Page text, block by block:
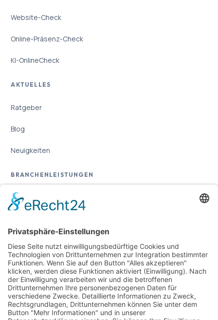
Website-Check
Online-Präsenz-Check
KI-OnlineCheck
AKTUELLES
Ratgeber
Blog
Neuigkeiten
BRANCHENLEISTUNGEN
Übersicht
RECHTLICHES
Impressum
Datenschutz